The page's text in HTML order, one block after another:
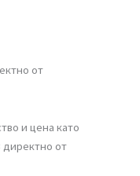
от
и цена като
директно от